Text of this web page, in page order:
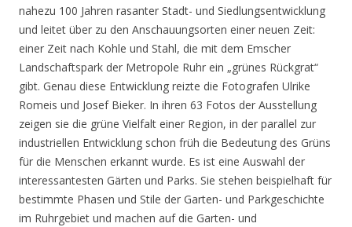
nahezu 100 Jahren rasanter Stadt- und Siedlungsentwicklung
und leitet über zu den Anschauungsorten einer neuen Zeit:
einer Zeit nach Kohle und Stahl, die mit dem Emscher
Landschaftspark der Metropole Ruhr ein „grünes Rückgrat“
gibt. Genau diese Entwicklung reizte die Fotografen Ulrike
Romeis und Josef Bieker. In ihren 63 Fotos der Ausstellung
zeigen sie die grüne Vielfalt einer Region, in der parallel zur
industriellen Entwicklung schon früh die Bedeutung des Grüns
für die Menschen erkannt wurde. Es ist eine Auswahl der
interessantesten Gärten und Parks. Sie stehen beispielhaft für
bestimmte Phasen und Stile der Garten- und Parkgeschichte
im Ruhrgebiet und machen auf die Garten- und